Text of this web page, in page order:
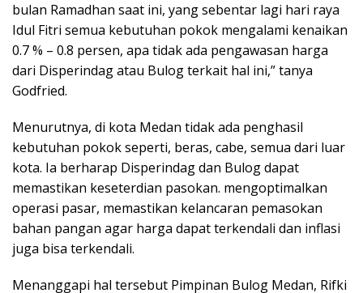
bulan Ramadhan saat ini, yang sebentar lagi hari raya
Idul Fitri semua kebutuhan pokok mengalami kenaikan
0.7 % – 0.8 persen, apa tidak ada pengawasan harga
dari Disperindag atau Bulog terkait hal ini,” tanya
Godfried.
Menurutnya, di kota Medan tidak ada penghasil
kebutuhan pokok seperti, beras, cabe, semua dari luar
kota. Ia berharap Disperindag dan Bulog dapat
memastikan keseterdian pasokan. mengoptimalkan
operasi pasar, memastikan kelancaran pemasokan
bahan pangan agar harga dapat terkendali dan inflasi
juga bisa terkendali.
Menanggapi hal tersebut Pimpinan Bulog Medan, Rifki